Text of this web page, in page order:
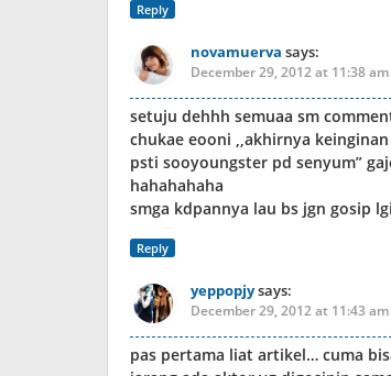
Reply
novamuerva says:
December 29, 2012 at 11:38 am
setuju dehhh semuaa sm
chukae eooni ,,akhirnya
psti sooyoungster pd senyum”
hahahahaha
smga kdpannya lau bs jgn gosip
Reply
yeppopjysays:
December 29, 2012 at 11:43 am
pas pertama liat artikel… cuma